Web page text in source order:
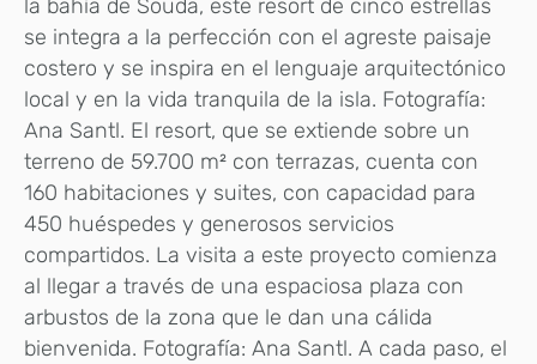
la bahía de Souda, este resort de cinco estrellas
se integra a la perfección con el agreste paisaje
costero y se inspira en el lenguaje arquitectónico
local y en la vida tranquila de la isla. Fotografía:
Ana Santl. El resort, que se extiende sobre un
terreno de 59.700 m² con terrazas, cuenta con
160 habitaciones y suites, con capacidad para
450 huéspedes y generosos servicios
compartidos. La visita a este proyecto comienza
al llegar a través de una espaciosa plaza con
arbustos de la zona que le dan una cálida
bienvenida. Fotografía: Ana Santl. A cada paso, el